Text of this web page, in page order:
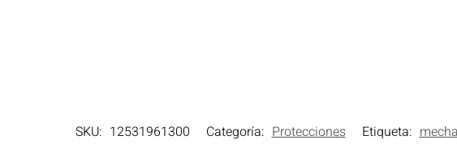
SKU: 12531961300 Categoría: Protecciones Etiqueta: